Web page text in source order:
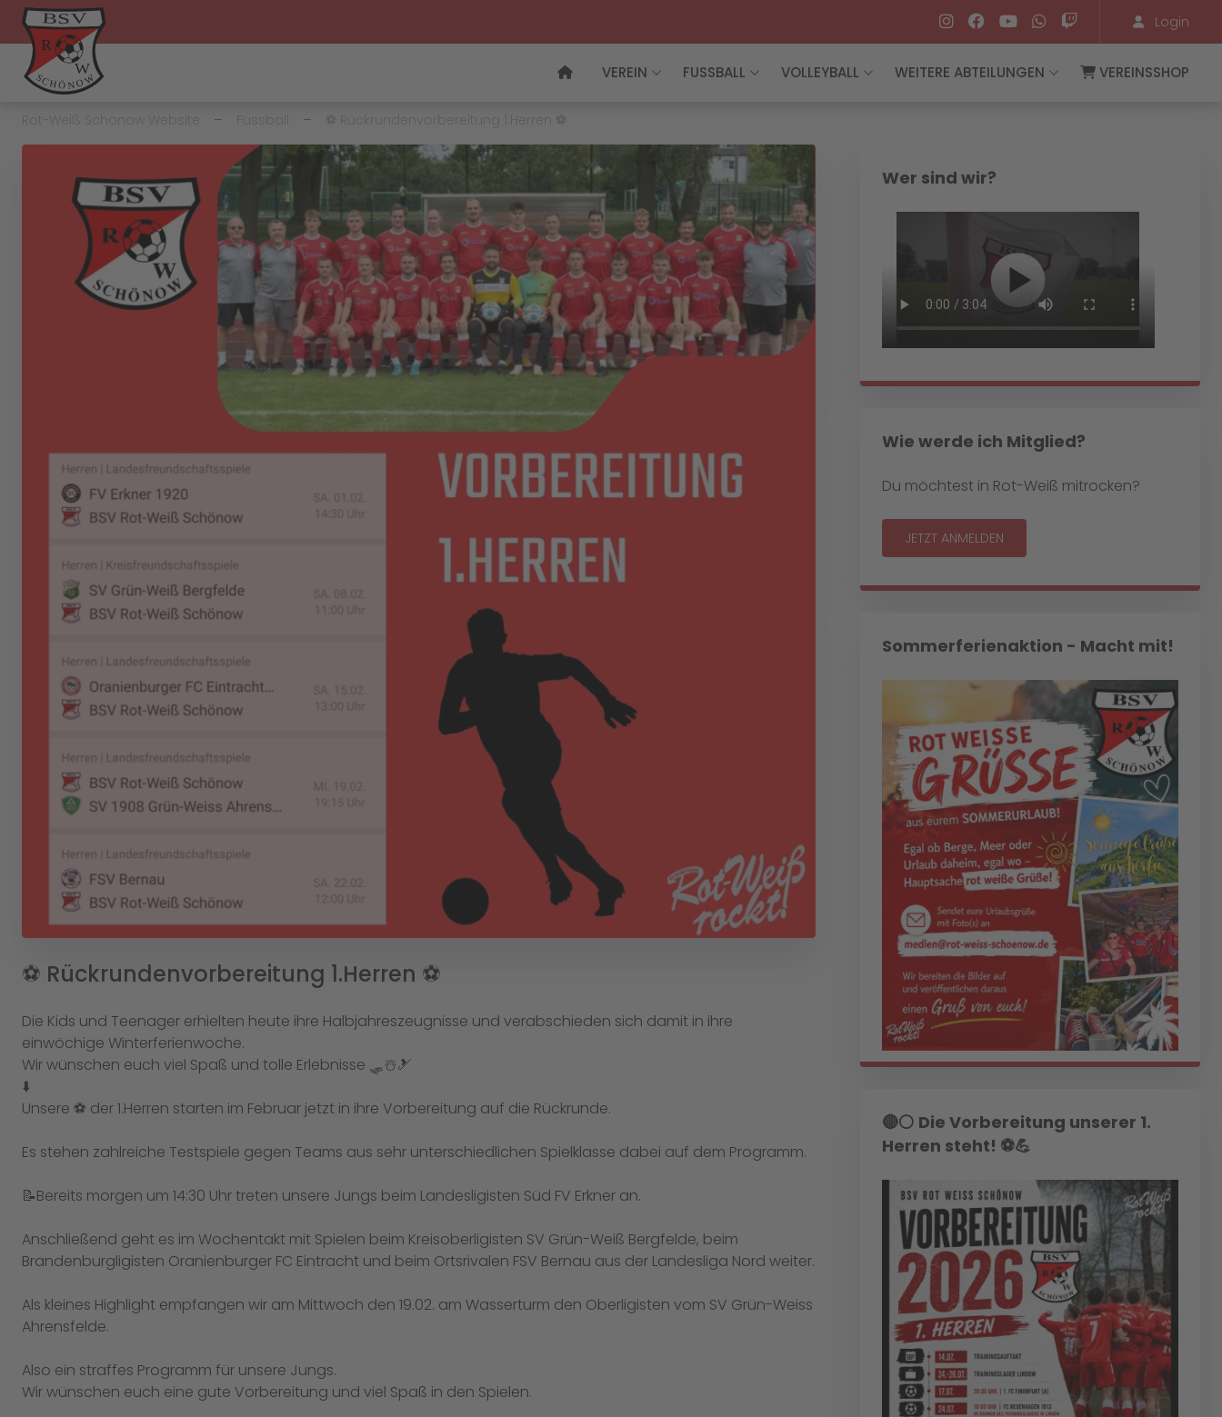
Login
VEREIN FUSSBALL VOLLEYBALL WEITERE ABTEILUNGEN VEREINSSHOP
⚽️ Rückrundenvorbereitung 1.Herren ⚽️
Die Kids und Teenager erhielten heute ihre Halbjahreszeugnisse und verabschieden sich damit in ihre
einwöchige Winterferienwoche.
Wir wünschen euch viel Spaß und tolle Erlebnisse 🛷☃️🎿
⬇️
Unsere ⚽️ der 1.Herren starten im Februar jetzt in ihre Vorbereitung auf die Rückrunde.
Es stehen zahlreiche Testspiele gegen Teams aus sehr unterschiedlichen Spielklasse dabei auf dem Programm.
📝Bereits morgen um 14:30 Uhr treten unsere Jungs beim Landesligisten Süd FV Erkner an.
Anschließend geht es im Wochentakt mit Spielen beim Kreisoberligisten SV Grün-Weiß Bergfelde, beim
Brandenburgligisten Oranienburger FC Eintracht und beim Ortsrivalen FSV Bernau aus der Landesliga Nord weiter.
Als kleines Highlight empfangen wir am Mittwoch den 19.02. am Wasserturm den Oberligisten vom SV Grün-Weiss
Ahrensfelde.
Also ein straffes Programm für unsere Jungs.
Wir wünschen euch eine gute Vorbereitung und viel Spaß in den Spielen.
Wer sind wir?
Wie werde ich Mitglied?
Du möchtest in Rot-Weiß mitrocken?
JETZT ANMELDEN
Sommerferienaktion - Macht mit!
🔴⚪ Die Vorbereitung unserer 1.
Herren steht! ⚽💪